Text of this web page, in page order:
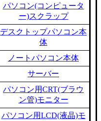
パソコン(コンピュータ
ー)スクラップ
デスクトップパソコン本
体
ノートパソコン本体
サーバー
パソコン用CRT(ブラウ
ン管)モニター
パソコン用LCD(液晶)モ